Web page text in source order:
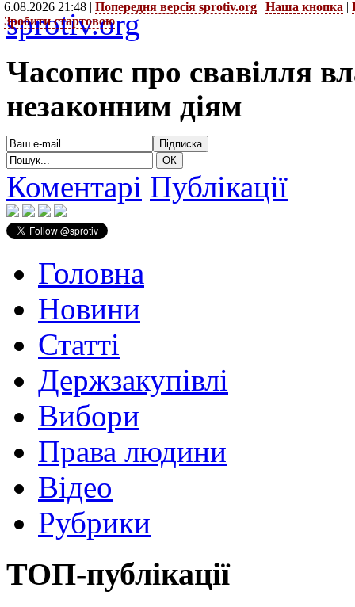
6.08.2026 21:48 | Попередня версія sprotiv.org | Наша кнопка |
Зробити стартовою
sprotiv.org
Часопис про свавілля
незаконним діям
Коментарі Публікації
Головна
Новини
Статті
Держзакупівлі
Вибори
Права людини
Відео
Рубрики
ТОП-публікації